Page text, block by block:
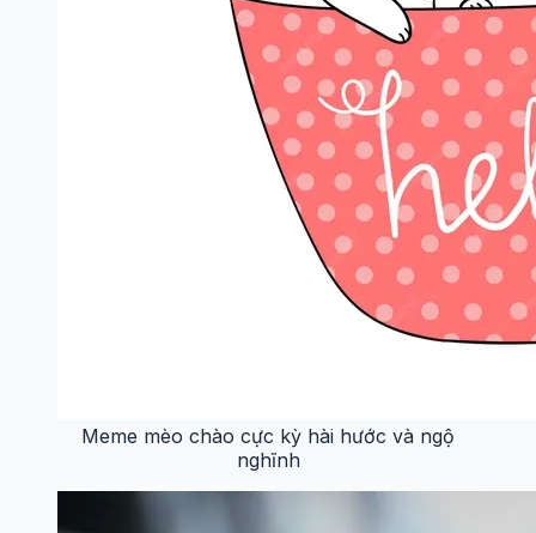
Meme mèo chào cực kỳ hài hước và ngộ
nghĩnh